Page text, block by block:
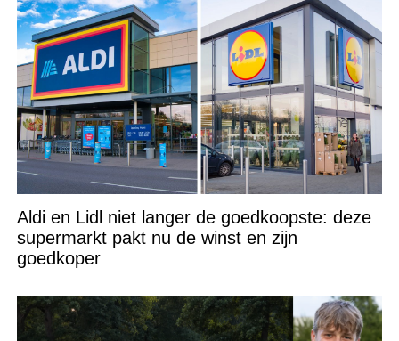
Aldi en Lidl niet langer de goedkoopste: deze
supermarkt pakt nu de winst en zijn
goedkoper